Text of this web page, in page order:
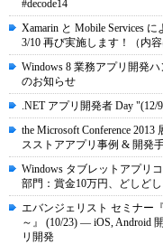
#decode14
Xamarin と Mobile Services
3/10 再び実施します！（内
Windows 8 業務アプリ開発
のお知らせ
.NET アプリ開発者 Day
the Microsoft Conference
スストアアプリ事例 & 開発
Windows タブレットアプリ
部門：賞金10万円、どしど
エバンジェリスト セミナー
～』 (10/23) ― iOS, Android
リ開発